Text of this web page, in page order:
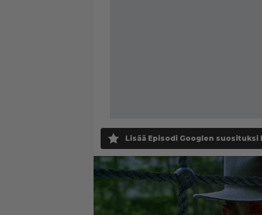
Lisää Episodi Googlen suosituksi